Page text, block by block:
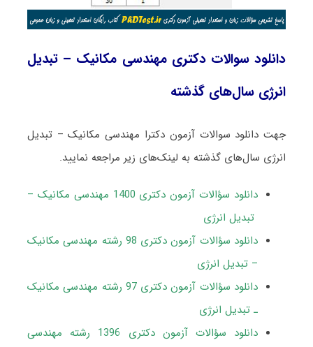
دانلود سوالات دکتری مهندسی مکانیک – تبدیل
انرژی سال‌های گذشته
جهت دانلود سوالات آزمون دکترا مهندسی مکانیک – تبدیل
انرژی سال‌های گذشته به لینک‌های زیر مراجعه نمایید.
دانلود سؤالات آزمون دکتری 1400 مهندسی مکانیک –
تبدیل انرژی
دانلود سؤالات آزمون دکتری 98 رشته مهندسی مکانیک
– تبدیل انرژی
دانلود سؤالات آزمون دکتری 97 رشته مهندسی مکانیک
ـ تبدیل انرژی
دانلود سؤالات آزمون دکتری 1396 رشته مهندسی